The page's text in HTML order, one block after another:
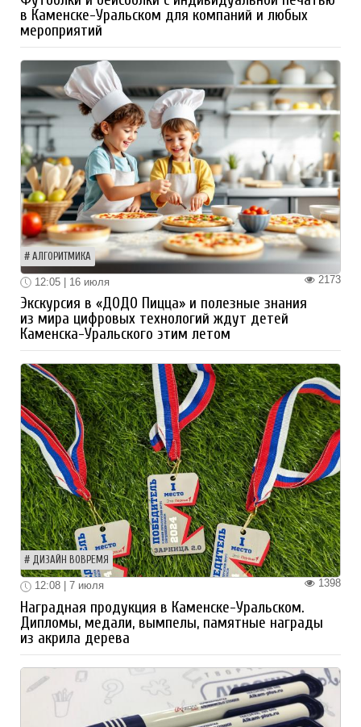
в Каменске-Уральском для компаний и любых
мероприятий
АЛГОРИТМИКА
2173
12:05 | 16 июля
Экскурсия в «ДОДО Пицца» и полезные знания
из мира цифровых технологий ждут детей
Каменска-Уральского этим летом
ДИЗАЙН ВОВРЕМЯ
1398
12:08 | 7 июля
Наградная продукция в Каменске-Уральском.
Дипломы, медали, вымпелы, памятные награды
из акрила дерева